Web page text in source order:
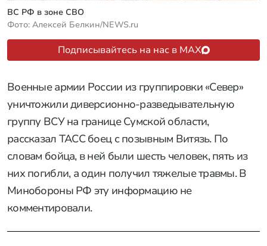
ВС РФ в зоне СВО
Фото: Алексей Белкин/NEWS.ru
Подписывайтесь на нас в MAX
Военные армии России из группировки «Север»
уничтожили диверсионно-разведывательную
группу ВСУ на границе Сумской области,
рассказал ТАСС боец с позывным Витязь. По
словам бойца, в ней были шесть человек, пять из
них погибли, а один получил тяжелые травмы. В
Минобороны РФ эту информацию не
комментировали.